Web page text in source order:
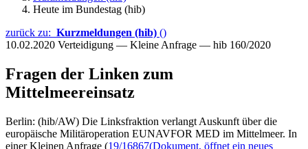
Heute im Bundestag (hib)
zurück zu: Kurzmeldungen (hib) ()
10.02.2020 Verteidigung — Kleine Anfrage — hib 160/2020
Fragen der Linken zum
Mittelmeereinsatz
Berlin: (hib/AW) Die Linksfraktion verlangt Auskunft über die
europäische Militäroperation EUNAVFOR MED im Mittelmeer. In
einer Kleinen Anfrage (19/16867(Dokument, öffnet ein neues